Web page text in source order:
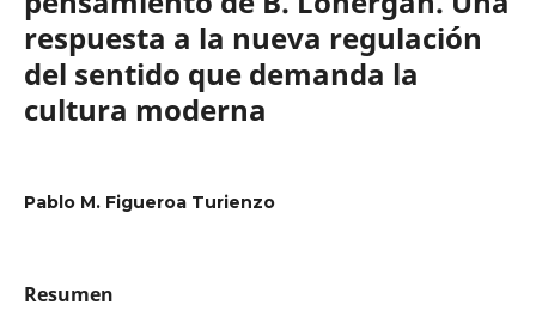
respuesta a la nueva regulación
del sentido que demanda la
cultura moderna
Pablo M. Figueroa Turienzo
Resumen